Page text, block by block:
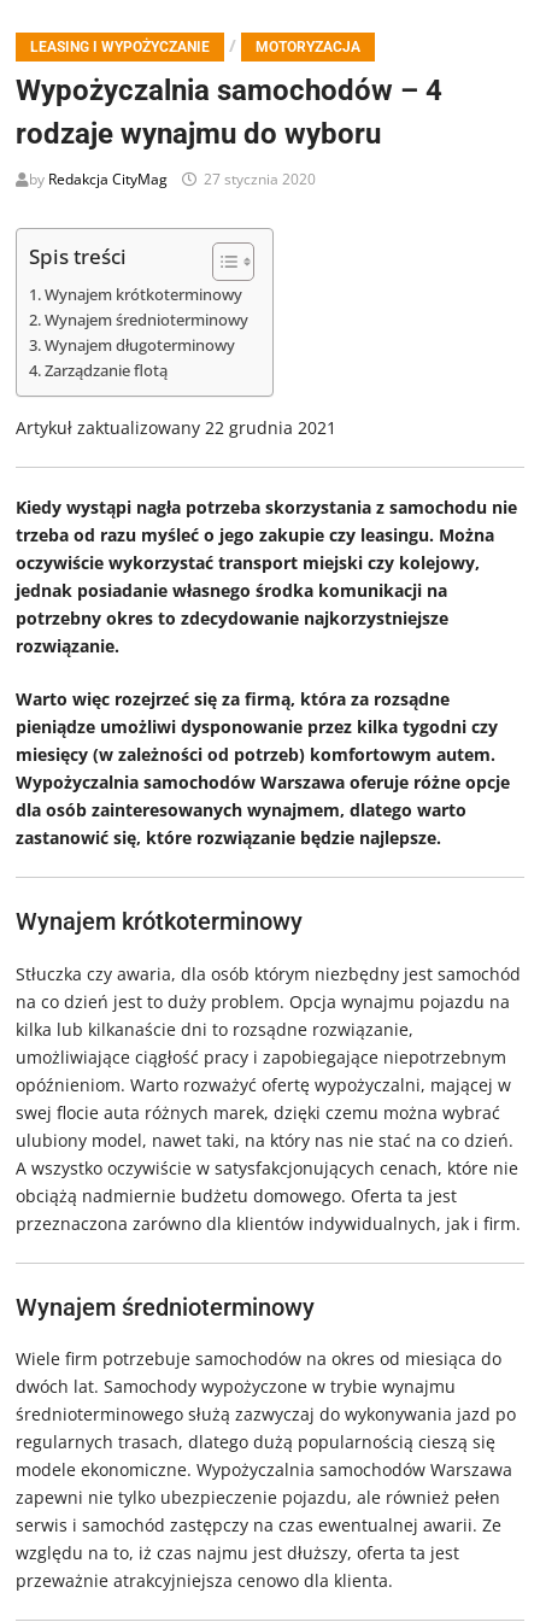
LEASING I WYPOŻYCZANIE / MOTORYZACJA
Wypożyczalnia samochodów – 4
rodzaje wynajmu do wyboru
by Redakcja CityMag 27 stycznia 2020
Spis treści
Wynajem krótkoterminowy
Wynajem średnioterminowy
Wynajem długoterminowy
Zarządzanie flotą
Artykuł zaktualizowany 22 grudnia 2021
Kiedy wystąpi nagła potrzeba skorzystania z samochodu nie
trzeba od razu myśleć o jego zakupie czy leasingu. Można
oczywiście wykorzystać transport miejski czy kolejowy,
jednak posiadanie własnego środka komunikacji na
potrzebny okres to zdecydowanie najkorzystniejsze
rozwiązanie.
Warto więc rozejrzeć się za firmą, która za rozsądne
pieniądze umożliwi dysponowanie przez kilka tygodni czy
miesięcy (w zależności od potrzeb) komfortowym autem.
Wypożyczalnia samochodów Warszawa oferuje różne opcje
dla osób zainteresowanych wynajmem, dlatego warto
zastanowić się, które rozwiązanie będzie najlepsze.
Wynajem krótkoterminowy
Stłuczka czy awaria, dla osób którym niezbędny jest samochód
na co dzień jest to duży problem. Opcja wynajmu pojazdu na
kilka lub kilkanaście dni to rozsądne rozwiązanie,
umożliwiające ciągłość pracy i zapobiegające niepotrzebnym
opóźnieniom. Warto rozważyć ofertę wypożyczalni, mającej w
swej flocie auta różnych marek, dzięki czemu można wybrać
ulubiony model, nawet taki, na który nas nie stać na co dzień.
A wszystko oczywiście w satysfakcjonujących cenach, które nie
obciążą nadmiernie budżetu domowego. Oferta ta jest
przeznaczona zarówno dla klientów indywidualnych, jak i firm.
Wynajem średnioterminowy
Wiele firm potrzebuje samochodów na okres od miesiąca do
dwóch lat. Samochody wypożyczone w trybie wynajmu
średnioterminowego służą zazwyczaj do wykonywania jazd po
regularnych trasach, dlatego dużą popularnością cieszą się
modele ekonomiczne. Wypożyczalnia samochodów Warszawa
zapewni nie tylko ubezpieczenie pojazdu, ale również pełen
serwis i samochód zastępczy na czas ewentualnej awarii. Ze
względu na to, iż czas najmu jest dłuższy, oferta ta jest
przeważnie atrakcyjniejsza cenowo dla klienta.